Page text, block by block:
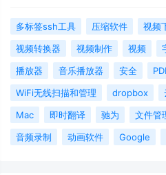
多标签ssh工具 压缩软件 视频
视频转换器
视频制作 视频
播放器
音乐播放器 安全
WiFi无线扫描和管理
dropbox
Mac
即时翻译 驰为 文件管
音频录制
动画软件 Google